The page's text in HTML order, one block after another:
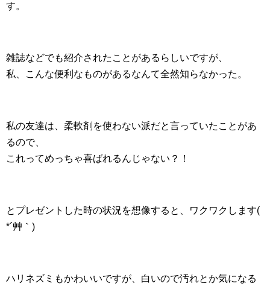
す。
雑誌などでも紹介されたことがあるらしいですが、
私、こんな便利なものがあるなんて全然知らなかった。
私の友達は、柔軟剤を使わない派だと言っていたことがあ
るので、
これってめっちゃ喜ばれるんじゃない？！
とプレゼントした時の状況を想像すると、ワクワクします(
*´艸｀)
ハリネズミもかわいいですが、白いので汚れとか気になる